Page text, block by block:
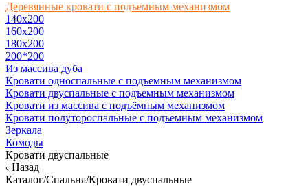
Деревянные кровати с подъемным механизмом
140x200
160х200
180х200
200*200
Из массива дуба
Кровати односпальные с подъемным механизмом
Кровати двуспальные с подъемным механизмом
Кровати из массива с подъёмным механизмом
Кровати полутороспальные с подъемным механизмом
Зеркала
Комоды
Кровати двуспальные
Назад
Каталог/Спальня/Кровати двуспальные